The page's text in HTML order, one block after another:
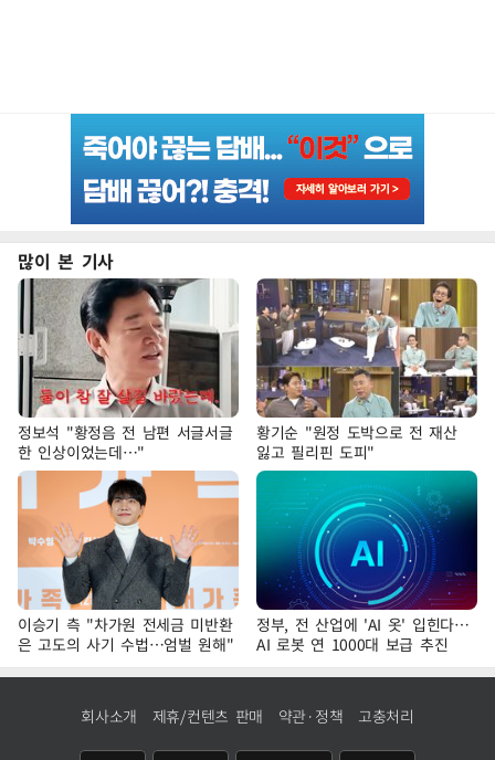
많이 본 기사
정보석 "황정음 전 남편 서글서글
한 인상이었는데…"
황기순 "원정 도박으로 전 재산
잃고 필리핀 도피"
이승기 측 "차가원 전세금 미반환
은 고도의 사기 수법…엄벌 원해"
정부, 전 산업에 'AI 옷' 입힌다…
AI 로봇 연 1000대 보급 추진
회사소개 제휴/컨텐츠 판매 약관·정책 고충처리